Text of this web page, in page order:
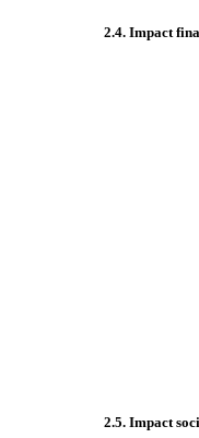
2.4. Impact
2.5. Impact